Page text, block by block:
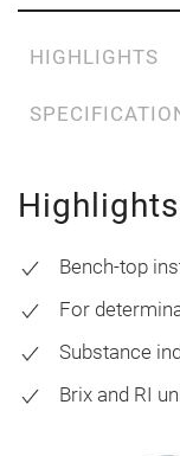
HIGHLIGHTS
Highlights
Bench-top
For
Substance
Brix and RI